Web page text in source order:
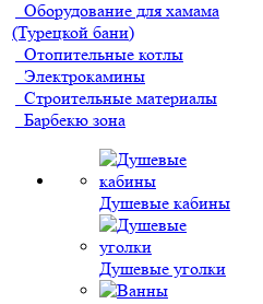
Оборудование для хамама
(Турецкой бани)
Отопительные котлы
Электрокамины
Строительные материалы
Барбекю зона
Душевые кабины
Душевые уголки